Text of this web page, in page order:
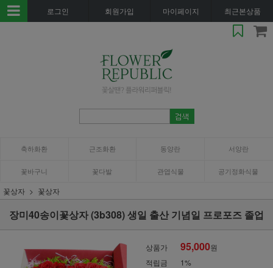
로그인 회원가입 마이페이지 최근본상품
축하화환 근조화환 동양란 서양란
꽃바구니 꽃다발 관엽식물 공기정화식물
꽃상자 꽃상자
장미40송이꽃상자 (3b308) 생일 출산 기념일 프로포즈 졸업
상품가 95,000원
적립금
1%